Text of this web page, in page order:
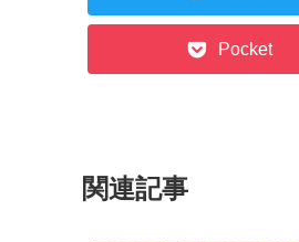
Pocket
関連記事